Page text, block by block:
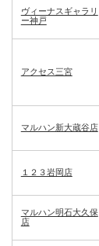
ヴィーナスギャラリ
ー神戸
アクセス三宮
マルハン新大蔵谷店
１２３岩岡店
マルハン明石大久保
店